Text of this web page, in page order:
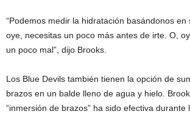
“Podemos medir la hidratación basándonos
oye, necesitas un poco más antes de irte. O,
un poco mal”, dijo Brooks.
Los Blue Devils también tienen la opción de
brazos en un balde lleno de agua y hielo.
“inmersión de brazos” ha sido efectiva durante